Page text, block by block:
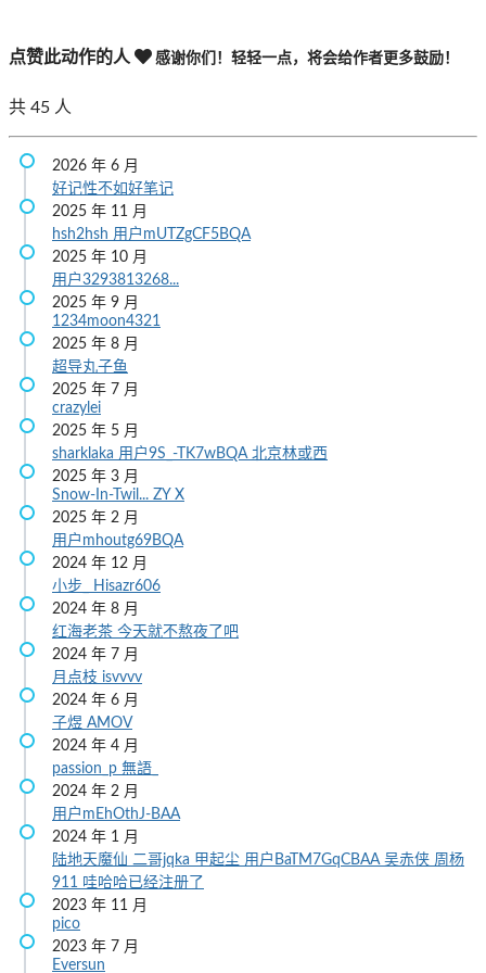
点赞此动作的人 感谢你们！轻轻一点，将会给作者更多鼓励！
共 45 人
2026 年 6 月
好记性不如好笔记
2025 年 11 月
hsh2hsh 用户mUTZgCF5BQA
2025 年 10 月
用户3293813268...
2025 年 9 月
1234moon4321
2025 年 8 月
超导丸子鱼
2025 年 7 月
crazylei
2025 年 5 月
sharklaka 用户9S_-TK7wBQA 北京林或西
2025 年 3 月
Snow-In-Twil... ZY X
2025 年 2 月
用户mhoutg69BQA
2024 年 12 月
小步_
Hisazr606
2024 年 8 月
红海老茶 今天就不熬夜了吧
2024 年 7 月
月点枝 isvvvv
2024 年 6 月
子煜 AMOV
2024 年 4 月
passion_p 無語_
2024 年 2 月
用户mEhOthJ-BAA
2024 年 1 月
陆地天魔仙 二哥jqka 甲起尘 用户BaTM7GqCBAA 吴赤侠 周杨
911
哇哈哈已经注册了
2023 年 11 月
pico
2023 年 7 月
Eversun